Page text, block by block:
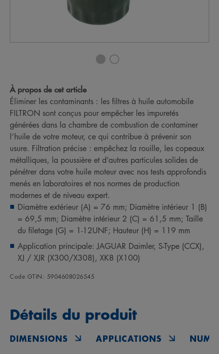
À propos de cet article
Éliminer les contaminants : les filtres à huile automobile
FILTRON sont conçus pour empêcher les impuretés
générées dans la chambre de combustion de contaminer
l’huile de votre moteur, ce qui contribue à prévenir son
usure. Filtration précise : empêchez la rouille, les copeaux
métalliques, la poussière et d’autres particules solides de
pénétrer dans votre huile moteur avec nos tests approfondis
menés en laboratoires et nos normes de production
modernes et de niveau expert.
Diamètre extérieur (A) = 76 mm; Diamètre intérieur 1 (B)
= 69,5 mm; Diamètre intérieur 2 (C) = 61,5 mm; Taille
du filetage (G) = 1-12UNF; Hauteur (H) = 119 mm
Application principale: JAGUAR Daimler, S-Type (CCX),
XJ / XJR (X300/X308), XK8 (X100)
Code GTIN: 5904608026545
Détails du produit
DIMENSIONS APPLICATIONS